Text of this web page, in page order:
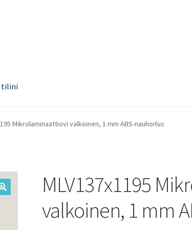
tilini
Mikrolaminaattiovi valkoinen, 1 mm ABS-nauhoitus
MLV137x1195
valkoinen, 1 mm